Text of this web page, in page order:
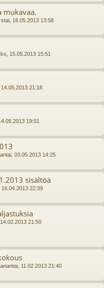
16.05.2013 13:58
15.05.2013 15:51
21:18
19:01
03.05.2013 14:25
sisältöä
16.04.2013 22:39
21:50
11.02.2013 21:40